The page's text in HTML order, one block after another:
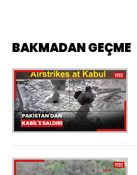
BAKMADAN GEÇME